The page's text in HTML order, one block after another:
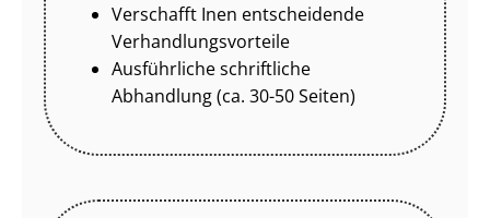
Verschafft Inen entscheidende
Ver­hand­lungs­vor­tei­le
Ausführliche schriftliche
Abhandlung (ca. 30-50 Seiten)